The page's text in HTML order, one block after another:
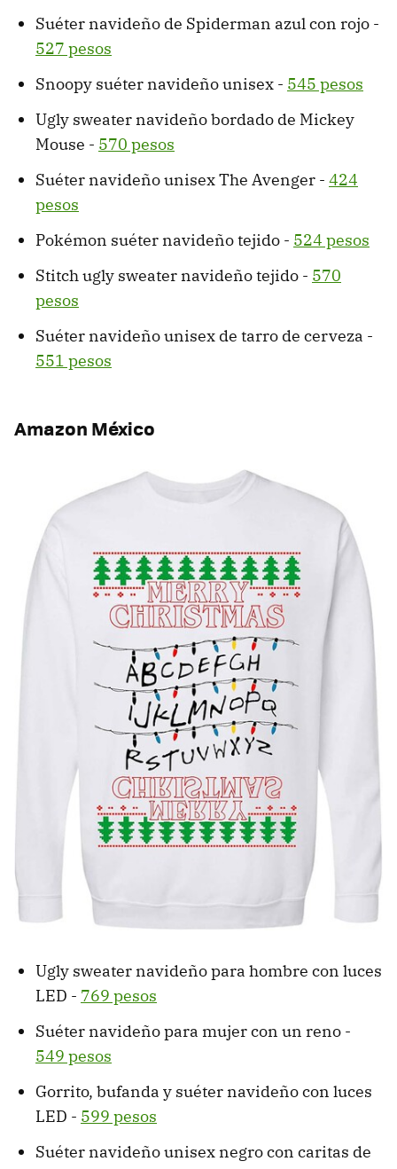
Suéter navideño de Spiderman azul con rojo -
527 pesos
Snoopy suéter navideño unisex - 545 pesos
Ugly sweater navideño bordado de Mickey
Mouse - 570 pesos
Suéter navideño unisex The Avenger - 424
pesos
Pokémon suéter navideño tejido - 524 pesos
Stitch ugly sweater navideño tejido - 570
pesos
Suéter navideño unisex de tarro de cerveza -
551 pesos
Amazon México
Ugly sweater navideño para hombre con luces
LED - 769 pesos
Suéter navideño para mujer con un reno -
549 pesos
Gorrito, bufanda y suéter navideño con luces
LED - 599 pesos
Suéter navideño unisex negro con caritas de